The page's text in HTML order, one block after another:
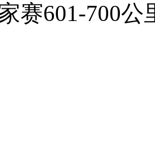
赛601-700公